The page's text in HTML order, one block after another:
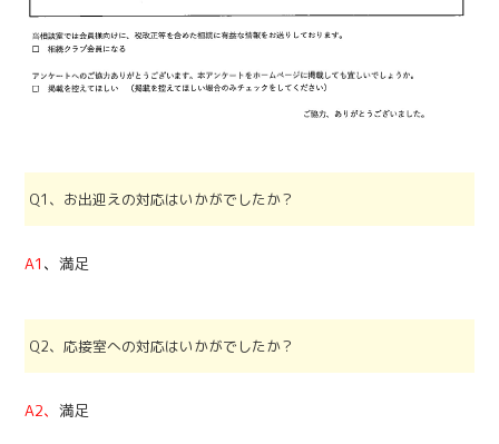
Q1、お出迎えの対応はいかがでしたか？
A1 、満足
Q2、応接室への対応はいかがでしたか？
A2、満足